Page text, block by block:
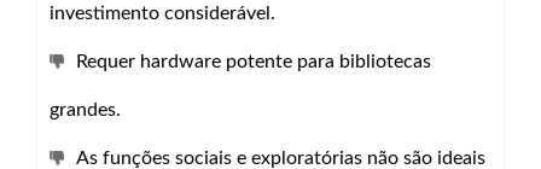
investimento considerável.
Requer hardware potente para bibliotecas
grandes.
As funções sociais e exploratórias não são ideais